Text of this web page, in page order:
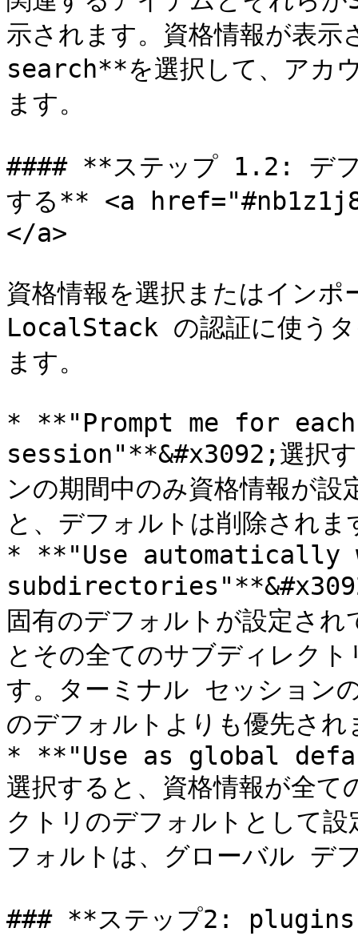
示されます。資格情報が表
search**を選択して、アカ
ます。
#### **ステップ 1.2: デフ
する** <a
</a>
資格情報を選択またはインポ
LocalStack の認証に使うタ
ます。
* **"Prompt me for
session"**&#x3092;選択す
ンの期間中のみ資格情報が
と、デフォルトは削除されま
* **"Use
固有のデフォルトが設定さ
とその全てのサブディレク
す。ターミナル セッション
のデフォルトよりも優先され
* **"Use as global
選択すると、資格情報が全
クトリのデフォルトとして
フォルトは、グローバル デ
### **ステップ2: